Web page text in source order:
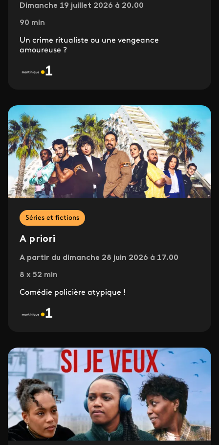
Dimanche 19 juillet 2026 à 20.00
90 min
Un crime ritualiste ou une vengeance
amoureuse ?
Séries et fictions
A priori
A partir du dimanche 28 juin 2026 à 17.00
8 x 52 min
Comédie policière atypique !